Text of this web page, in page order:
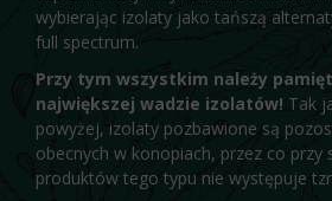
wybierając izolaty jako tańszą
full spectrum.
Przy tym wszystkim należy
największej wadzie izolatów! Tak
powyżej, izolaty pozbawione są
obecnych w konopiach, przez co przy
produktów tego typu nie występuje